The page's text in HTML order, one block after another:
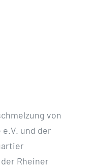
von
und der
Rheiner